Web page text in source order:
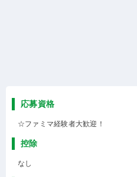
応募資格
☆ファミマ経験者大歓迎！
控除
なし